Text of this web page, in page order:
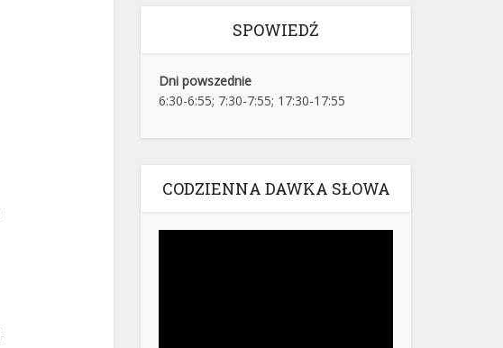
SPOWIEDŹ
Dni powszednie
6:30-6:55; 7:30-7:55; 17:30-17:55
CODZIENNA DAWKA SŁOWA